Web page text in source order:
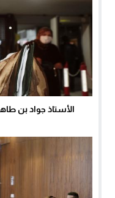
الأستاذ جواد بن